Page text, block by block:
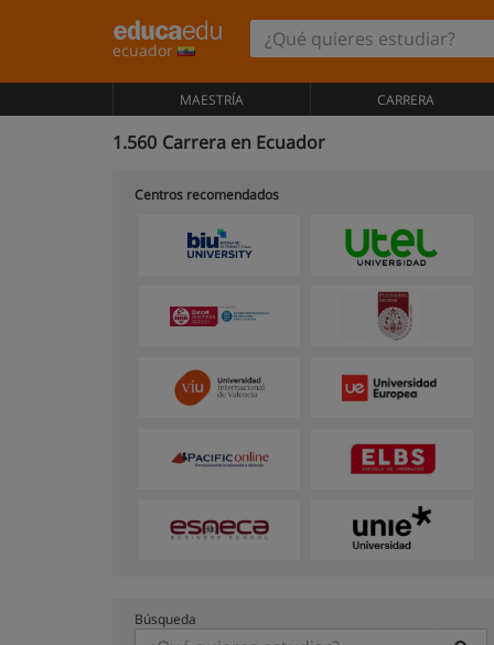
ecuador
MAESTRÍA CARRERA
1.560 Carrera en Ecuador
Centros recomendados
Búsqueda